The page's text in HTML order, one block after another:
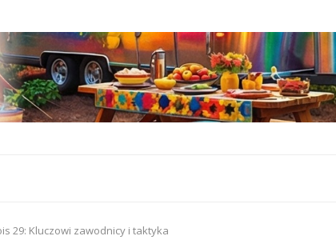
29: Kluczowi zawodnicy i taktyka